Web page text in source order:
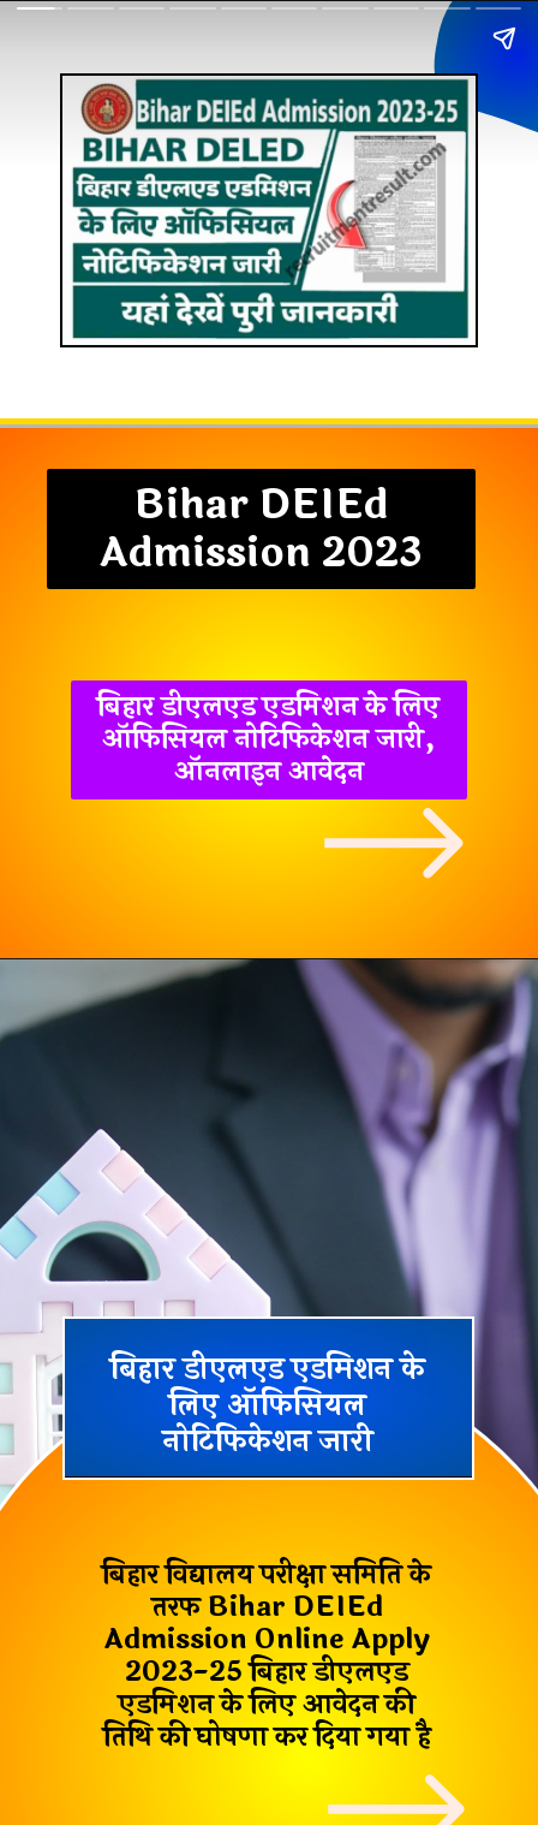
Bihar DEIEd
Admission 2023
बिहार डीएलएड एडमिशन के लिए
ऑफिसियल नोटिफिकेशन जारी,
ऑनलाइन आवेदन
बिहार डीएलएड एडमिशन के
लिए ऑफिसियल
नोटिफिकेशन जारी
बिहार विद्यालय परीक्षा समिति के
तरफBihar DEIEd
Admission Online Apply
2023-25बिहार डीएलएड
एडमिशन के लिए आवेदन की
तिथि की घोषणा कर दिया गया है